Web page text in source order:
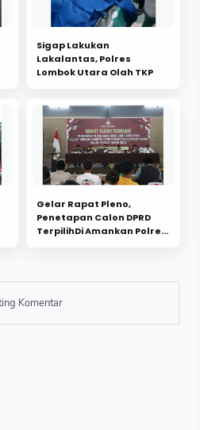
Sigap Lakukan
Lakalantas, Polres
Lombok Utara Olah TKP
Gelar Rapat Pleno,
Penetapan Calon DPRD
TerpilihDi Amankan Polres